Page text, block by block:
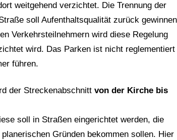
weitgehend verzichtet. Die Trennung der
soll Aufenthaltsqualität zurück
Verkehrsteilnehmern wird diese Regelung
wird. Das Parken ist nicht reglementiert
führen.
der Streckenabschnitt von der Kirche bis
soll in Straßen eingerichtet werden, die
Gründen bekommen sollen. Hier